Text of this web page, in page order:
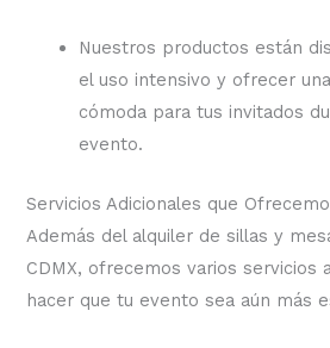
Nuestros productos están
el uso intensivo y ofrecer
cómoda para tus invitados
evento.
Servicios Adicionales que
Además del alquiler de sillas y
CDMX, ofrecemos varios servicios
hacer que tu evento sea aún más